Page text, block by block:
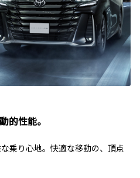
的性能。
乗り心地。快適な移動の、頂点